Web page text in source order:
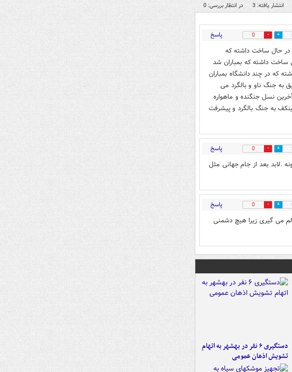
انتشار یافته: 3 در انتظار بررسی: 0
0 پاسخ
در حال ساخت داشته که
ساخت داشته که بمباران شد
که در چند دانشگاه بمباران
به جنگ ناو و بالگرد می
نسل جنگنده و ماهواره
به جنگ بالگرد و پیشرفت
0 پاسخ
.لابد بعد از جام جهانی مثل
0 پاسخ
می گیری زیرا هیچ دشمنی
دستگیری ۶ نفر در بهشهر به اتهام
تشویش اذهان عمومی